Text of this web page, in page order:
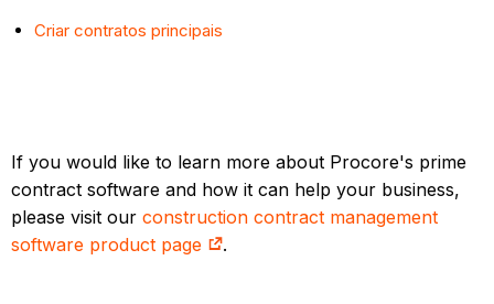
Criar contratos principais
If you would like to learn more about Procore's prime
contract software and how it can help your business,
please visit ourconstruction contract management
software product page
.